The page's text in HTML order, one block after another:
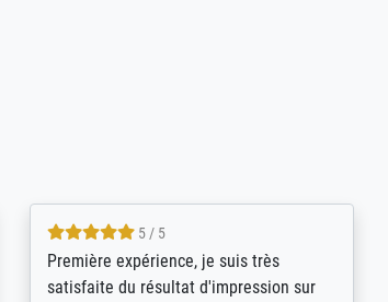
Qualité absolument irréprochable.
Extraordinaire diversité des thèmes